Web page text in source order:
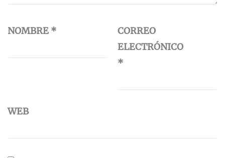
NOMBRE *
CORREO
ELECTRÓNICO
*
WEB